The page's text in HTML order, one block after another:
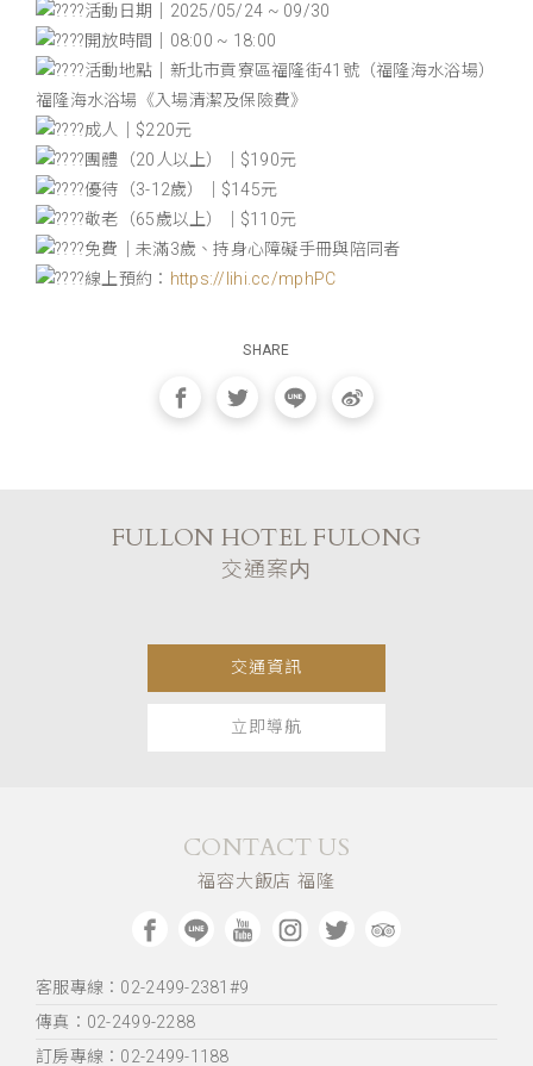
活動日期｜2025/05/24 ~ 09/30
開放時間｜08:00 ~ 18:00
活動地點｜新北市貢寮區福隆街41號（福隆海水浴場）
福隆海水浴場《入場清潔及保險費》
成人｜$220元
團體（20人以上）｜$190元
優待（3-12歲）｜$145元
敬老（65歲以上）｜$110元
免費｜未滿3歲、持身心障礙手冊與陪同者
線上預約： https://lihi.cc/mphPC
SHARE
FULLON HOTEL FULONG
交通案内
交通資訊
立即導航
CONTACT US
福容大飯店 福隆
客服專線：02-2499-2381#9
傳真：02-2499-2288
訂房專線：02-2499-1188